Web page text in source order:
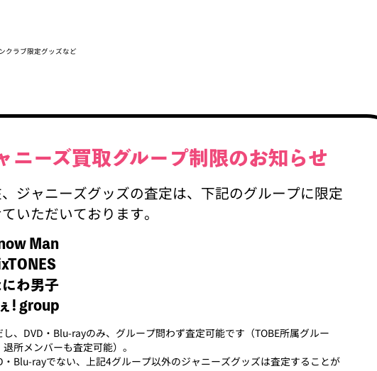
クラブ限定グッズなど
ジャニーズ買取
現在、ジャニーズグッズの査定は、下記のグルー
させていただいております。
・Snow Man